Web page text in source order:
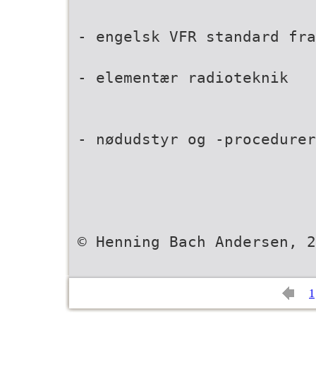
- engelsk VFR standard
- elementær radioteknik
- nødudstyr og -procedurer
© Henning Bach Andersen,
1